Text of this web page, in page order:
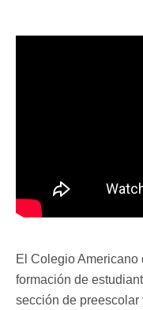
El Colegio
formación de
sección de preescolar